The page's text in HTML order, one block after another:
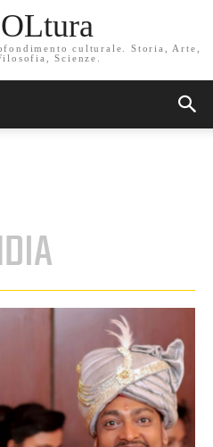
culturale. Storia, Arte,
Scienze.